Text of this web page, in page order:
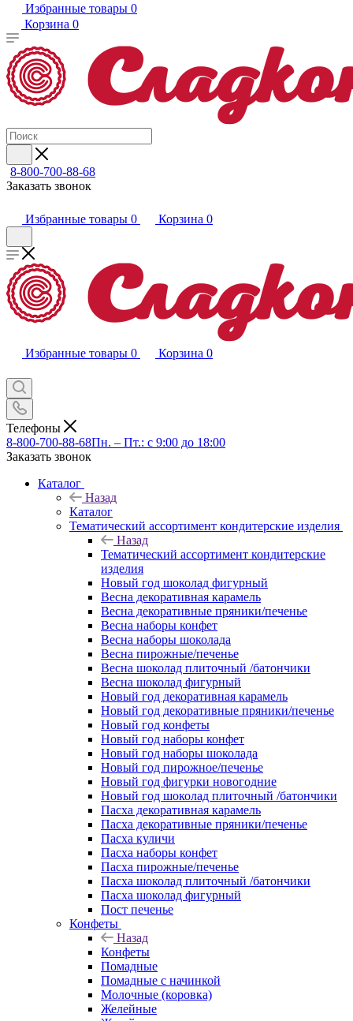
Избранные товары 0
Корзина 0
8-800-700-88-68
Заказать звонок
Избранные товары 0 Корзина 0
Избранные товары 0 Корзина 0
Телефоны
8-800-700-88-68Пн. – Пт.: с 9:00 до 18:00
Заказать звонок
Каталог
Назад
Каталог
Тематический ассортимент кондитерские изделия
Назад
Тематический ассортимент кондитерские
изделия
Новый год шоколад фигурный
Весна декоративная карамель
Весна декоративные пряники/печенье
Весна наборы конфет
Весна наборы шоколада
Весна пирожные/печенье
Весна шоколад плиточный /батончики
Весна шоколад фигурный
Новый год декоративная карамель
Новый год декоративные пряники/печенье
Новый год конфеты
Новый год наборы конфет
Новый год наборы шоколада
Новый год пирожное/печенье
Новый год фигурки новогодние
Новый год шоколад плиточный /батончики
Пасха декоративная карамель
Пасха декоративные пряники/печенье
Пасха куличи
Пасха наборы конфет
Пасха пирожные/печенье
Пасха шоколад плиточный /батончики
Пасха шоколад фигурный
Пост печенье
Конфеты
Назад
Конфеты
Помадные
Помадные с начинкой
Молочные (коровка)
Желейные